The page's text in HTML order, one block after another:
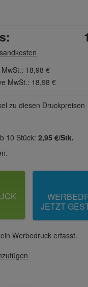
18,98 €
MwSt.: 18,98 €
zu diesen Druck­preisen
10 Stück: 2,95 €/Stk.
JETZT
Werbedruck erfasst.